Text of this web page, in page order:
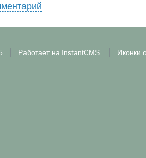
Работает на InstantCMS Иконки